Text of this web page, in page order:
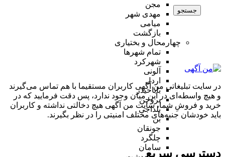
مجن
مهدی شهر
میامی
بازگشت
چهارمحال و بختیاری
تمام شهر‌ها
شهرکرد
آلونی
اردل
باباحیدر
بروجن
بلداجی
بن
جونقان
چلگرد
سامان
جستجو
در سایت تبلیغاتی من آگهی کاربران مستقیما با هم تماس می‌گیرند
و هیچ واسطه‌ای در این میان وجود ندارد، پس دقت فرمایید که در
خرید و فروشِ شما، سایت من آگهی هیچ دخالتی نداشته و کاربران
باید خودشان جنبه‌های مختلف امنیتی را در نظر بگیرند.
دسترسی سریع